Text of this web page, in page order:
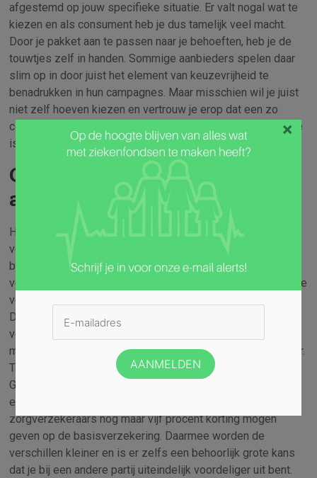
afgestemd op jouw specifieke situatie. Er valt nogal wat te
kiezen en als consument heb je dus tamelijk veel macht.
Door je pakket aan te passen naar je behoeften, heb je de
touwtjes zelf in handen. Sommige aanbieders spelen daar
slim op in door juist het element van keuzevrijheid te
benadrukken in hun campagnes. Maar misschien wil je juist
niet zelf hoeven kiezen en vertrouw je erop dat een zo
compleet mogelijk standaardpakket voor jou de beste optie
is.
Collectief verzekeren niet
altijd gunstig
Het basispakket van de Nederlandsezorgverzekering
voor iedereen hetzelfde. Wel kunnen de tarieven voor dat
basispakket bij de verschillende
verzekeringsmaatschappijen onderling variëren. De grootste
verschillen zitten echter in de aanvullende pakketten.
Daarmee gaat elke aanbieder anders om en dat maakt het
vergelijken zo lastig. Bovendien hebben in Nederland veel
mensen een collectieve zorgverzekering via hun werkgever.
Televisieprogramma Kassa besteedde hier eind 2019 aan.
Gewijzigde regelgeving heeft er namelijk voor gezorgd dat
er niet veel winst meer te behalen valt omdat
zorgverzekeraars nog maar vijf procent korting mogen
geven op de basisverzekering. Daarmee worden de
verschillen kleiner en is er zelfs een behoorlijk grote kans
dat je bij een andere partij uiteindelijk voordeliger uit bent.
×